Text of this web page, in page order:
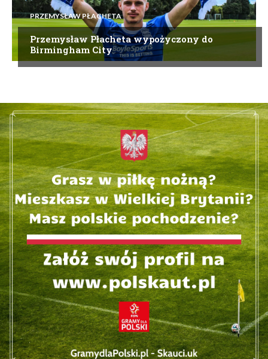
PRZEMYSŁAW PŁACHETA
Przemysław Płacheta wypożyczony do
Birmingham City